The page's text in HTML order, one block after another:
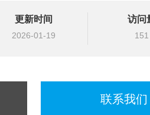
更新时间
2026-01-19
访问
151
联系我们